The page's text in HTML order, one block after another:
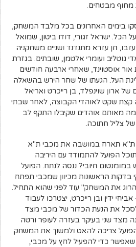
מחוף מבטחים.
בימים האחרונים בכל מלבד המשחק,
הכל. ישראל זגורי, דודו ביטון, שמואל
חן עזרא מתנדנד ושניים משחקניה
גוטליב ועומרי אלטמן, שובתים. בגזרת
אוסטוינד, שאחרי ארבעה חודשים
העל. הגעתו של שחר הירש בהשאלה
ארון שוינפלד, בן רייכרט ואריאל
קצת שקט לאוהדי הקבוצה, לאחר שבתי
מאותם אוהדים שקיבלו התקף לב
צליל חתוכה.
ת"א תארח במושבה את מכבי ת"א
הפועל להתמודד עם היריבה
במומנטום חיובי? ננסה לנתח. הפועל
בדקות הראשונות מכיוון שמכבי תפתח
את המשחק" עוד לפני שהוא התחיל.
ידין ובן רייכרט, יצטרכו לעבוד
את הנעת הכדור של מכבי מצד
מצד שני בעיקר בעזרה לעופר ורטה
הפועל צריכה להאט ולמשוך את המשחק
כדי להפעיל לחץ על מכבי,